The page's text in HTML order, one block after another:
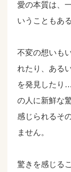
愛の本質は、
いうこともあ
不変の想いも
れたり、ある
を発見したり
の人に新鮮な
感じられるそ
ません。
驚きを感じる